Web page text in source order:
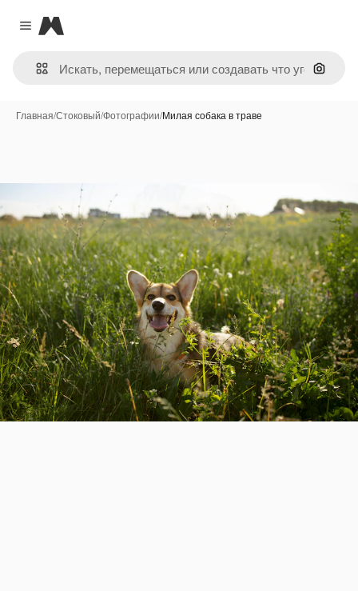
Close menu
Magnific
Поиск
Главная/Стоковый/Фотографии/Милая собака в траве